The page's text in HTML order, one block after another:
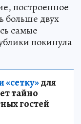
построенное
больше двух
самые
покинула
для
тайно
гостей